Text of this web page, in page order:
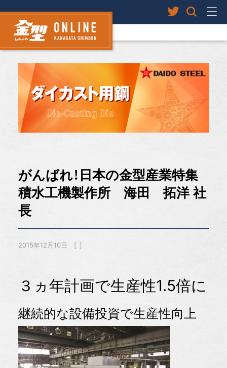
がんばれ！日本の金型産業特集
積水工機製作所 海田 拓洋 社
長
2015年12月10日
３ヵ年計画で生産性1.5倍に
継続的な設備投資で生産性向上